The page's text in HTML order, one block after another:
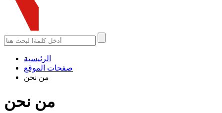
الرئيسية
صفحات الموقع
من نحن
من نحن